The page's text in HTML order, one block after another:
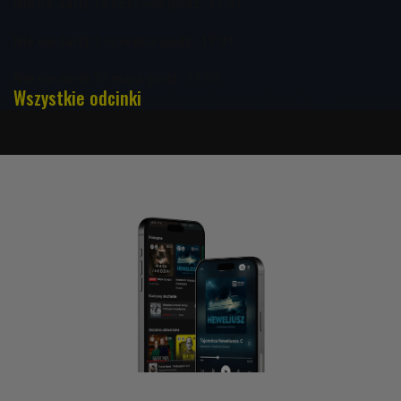
Wszystkie odcinki